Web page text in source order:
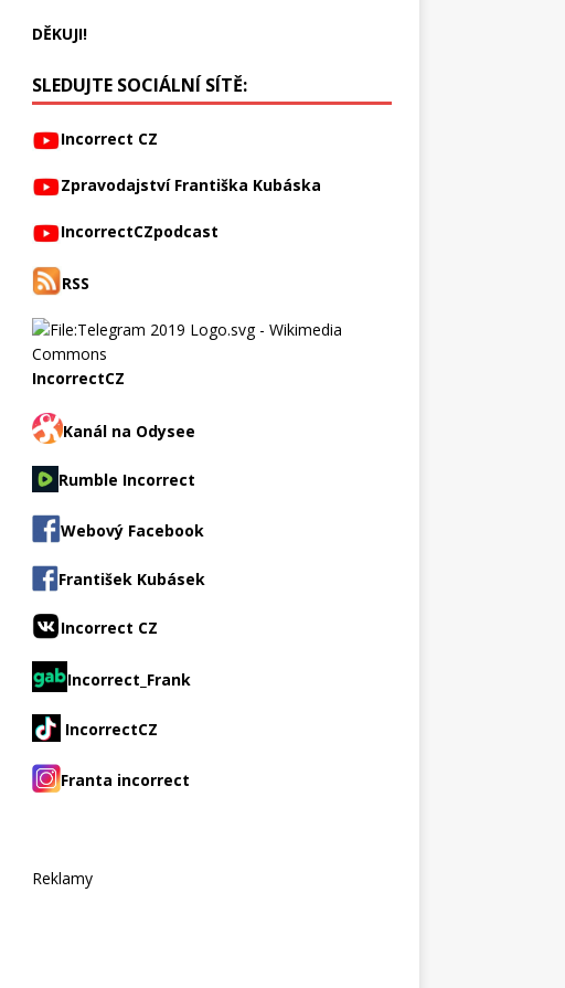
DĚKUJI!
SLEDUJTE SOCIÁLNÍ SÍTĚ:
Incorrect CZ
Zpravodajství Františka Kubáska
IncorrectCZpodcast
RSS
IncorrectCZ
Kanál na Odysee
Rumble Incorrect
Webový Facebook
František Kubásek
Incorrect CZ
Incorrect_Frank
IncorrectCZ
Franta incorrect
Reklamy